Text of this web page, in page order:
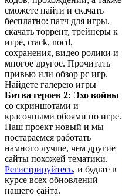
сможете найти и скачать
бесплатно: патч для игры,
скачать торрент, трейнеры к
игре, crack, nocd,
сохранения, видео ролики и
многое другое. Прочитать
привью или обзор pc игр.
Найдете галерею игры
Битва героев 2: Эхо войны
со скриншотами и
красочными обоями по игре.
Наш проект новый и мы
постараемся работать
намного лучше, чем другие
сайты похожей тематики.
Регистрируйтесь, и будьте в
курсе всех обновлений
нашего сайта.